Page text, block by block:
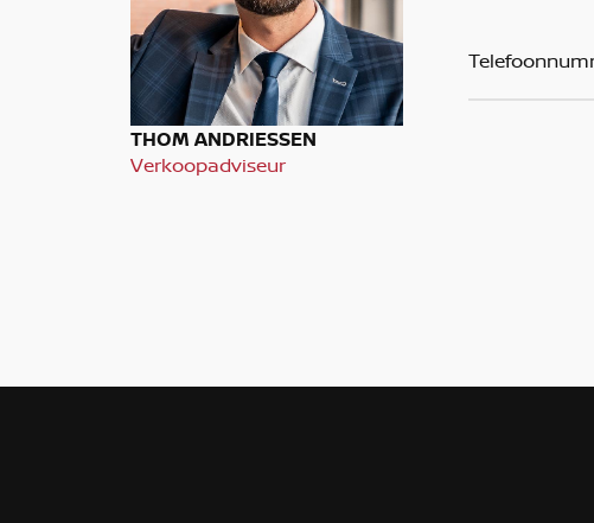
THOM ANDRIESSEN
Verkoopadviseur